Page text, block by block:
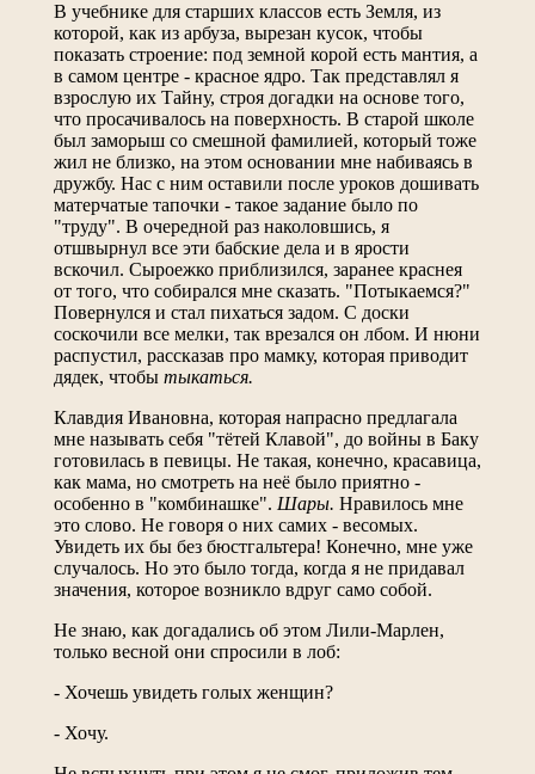
В учебнике для старших классов есть Земля, из
которой, как из арбуза, вырезан кусок, чтобы
показать строение: под земной корой есть мантия, а
в самом центре - красное ядро. Так представлял я
взрослую их Тайну, строя догадки на основе того,
что просачивалось на поверхность. В старой школе
был заморыш со смешной фамилией, который тоже
жил не близко, на этом основании мне набиваясь в
дружбу. Нас с ним оставили после уроков дошивать
матерчатые тапочки - такое задание было по
"труду". В очередной раз наколовшись, я
отшвырнул все эти бабские дела и в ярости
вскочил. Сыроежко приблизился, заранее краснея
от того, что собирался мне сказать. "Потыкаемся?"
Повернулся и стал пихаться задом. С доски
соскочили все мелки, так врезался он лбом. И нюни
распустил, рассказав про мамку, которая приводит
дядек, чтобы тыкаться.
Клавдия Ивановна, которая напрасно предлагала
мне называть себя "тётей Клавой", до войны в Баку
готовилась в певицы. Не такая, конечно, красавица,
как мама, но смотреть на неё было приятно -
особенно в "комбинашке". Шары. Нравилось мне
это слово. Не говоря о них самих - весомых.
Увидеть их бы без бюстгальтера! Конечно, мне уже
случалось. Но это было тогда, когда я не придавал
значения, которое возникло вдруг само собой.
Не знаю, как догадались об этом Лили-Марлен,
только весной они спросили в лоб:
- Хочешь увидеть голых женщин?
- Хочу.